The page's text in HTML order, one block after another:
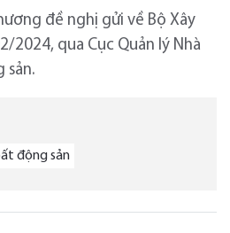
đề nghị gửi về Bộ Xây
2024, qua Cục Quản lý Nhà
sản.
động sản